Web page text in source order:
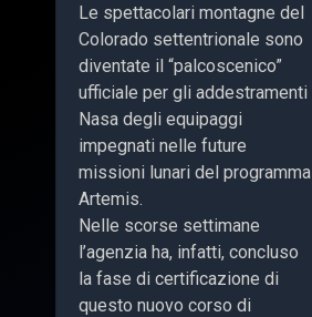
Le spettacolari montagne del
Colorado settentrionale sono
diventate il “palcoscenico”
ufficiale per gli addestramenti
Nasa degli equipaggi
impegnati nelle future
missioni lunari del programma
Artemis.
Nelle scorse settimane
l’agenzia ha, infatti, concluso
la fase di certificazione di
questo nuovo corso di